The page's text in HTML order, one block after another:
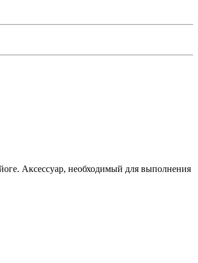
Аксессуар, необходимый для выполнения